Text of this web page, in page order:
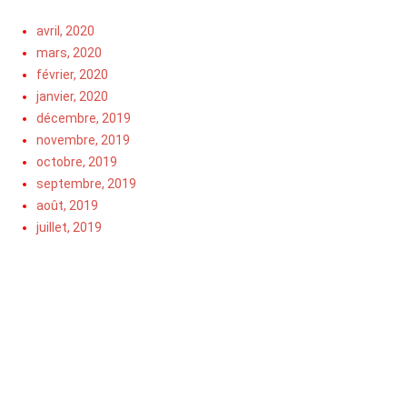
avril, 2020
mars, 2020
février, 2020
janvier, 2020
décembre, 2019
novembre, 2019
octobre, 2019
septembre, 2019
août, 2019
juillet, 2019